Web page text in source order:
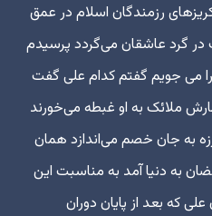
رزمندگان اسلام در عمق
گرد عاشقان می‌گردد پرسیدم
می جویم گفتم کدام علی گفت
ملائک به او غبطه می‌خورند
به جان خصم می‌اندازد همان
به دنیا آمد به مناسبت این
که بعد از پایان دوران